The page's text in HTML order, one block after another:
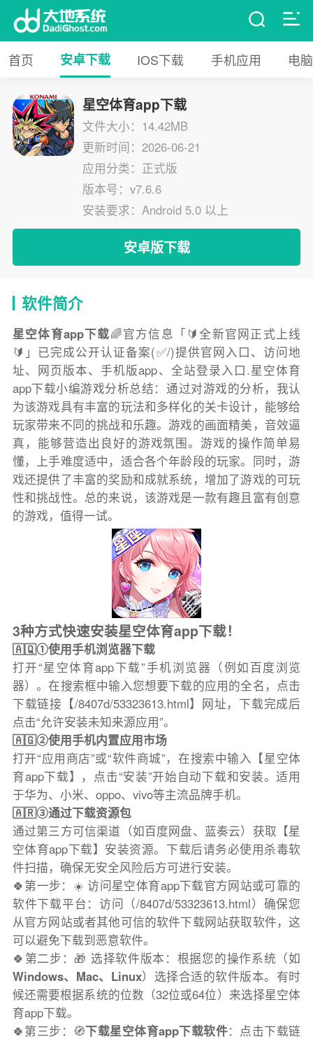
首页 安卓下载 IOS下载 手机应用 电
星空体育app下载
文件大小：14.42MB
更新时间：2026-06-21
应用分类：正式版
版本号：v7.6.6
安装要求：Android 5.0 以上
安卓版下载
软件简介
星空体育app下载🌈官方信息「🔰全新官网正式上线
🔰」已完成公开认证备案(✅/)提供官网入口、访问地
址、网页版本、手机版app、全站登录入口.星空体育
app下载小编游戏分析总结：通过对游戏的分析，我认
为该游戏具有丰富的玩法和多样化的关卡设计，能够给
玩家带来不同的挑战和乐趣。游戏的画面精美，音效逼
真，能够营造出良好的游戏氛围。游戏的操作简单易
懂，上手难度适中，适合各个年龄段的玩家。同时，游
戏还提供了丰富的奖励和成就系统，增加了游戏的可玩
性和挑战性。总的来说，该游戏是一款有趣且富有创意
的游戏，值得一试。
3种方式快速安装星空体育app下载！
🇦🇶①使用手机浏览器下载
打开“星空体育app下载”手机浏览器（例如百度浏览
器）。在搜索框中输入您想要下载的应用的全名，点击
下载链接【/8407d/53323613.html】网址，下载完成后
点击“允许安装未知来源应用”。
🇦🇬②使用手机内置应用市场
打开“应用商店”或“软件商城”，在搜索中输入【星空体
育app下载】，点击“安装”开始自动下载和安装。适用
于华为、小米、oppo、vivo等主流品牌手机。
🇦🇷③通过下载资源包
通过第三方可信渠道（如百度网盘、蓝奏云）获取【星
空体育app下载】安装资源。下载后请务必使用杀毒软
件扫描，确保无安全风险后方可进行安装。
🍀第一步：☀️ 访问星空体育app下载官方网站或可靠的
软件下载平台：访问（/8407d/53323613.html）确保您
从官方网站或者其他可信的软件下载网站获取软件，这
可以避免下载到恶意软件。
🍀第二步：🎁 选择软件版本：根据您的操作系统（如
Windows、Mac、Linux）选择合适的软件版本。有时
候还需要根据系统的位数（32位或64位）来选择星空体
育app下载。
🍀第三步：🧭下载星空体育app下载软件：点击下载链